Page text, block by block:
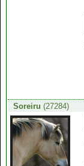
Soreiru (27284)